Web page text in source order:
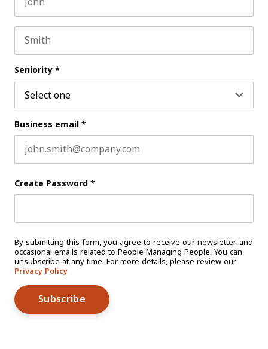
Seniority *
Business email *
Create Password *
By submitting this form, you agree to receive our newsletter, and
occasional emails related to People Managing People. You can
unsubscribe at any time. For more details, please review our
Privacy Policy